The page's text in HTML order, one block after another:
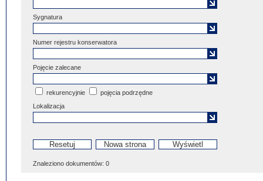
Sygnatura
Numer rejestru konserwatora
Pojęcie zalecane
rekurencyjnie
pojęcia podrzędne
Lokalizacja
Znaleziono dokumentów: 0